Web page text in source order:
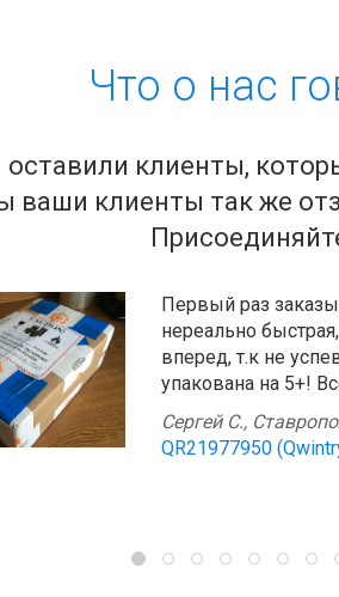
Что о нас
клиенты,
ваши клиенты так же
Это уже 6-я моя
Делавере. Дошла
самый дешевый -
нет, как всегда,
Мария Е., Красный
QR10142264